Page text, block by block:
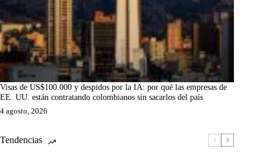
Visas de US$100.000 y despidos por la IA: por qué las empresas de
EE. UU. están contratando colombianos sin sacarlos del país
4 agosto, 2026
Tendencias